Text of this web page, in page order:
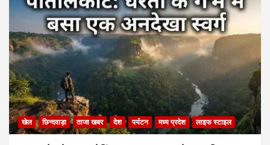
खेल छिन्दवाड़ा ताजा खबर देश पर्यटन मध्य प्रदेश लाइफ स्टाइल